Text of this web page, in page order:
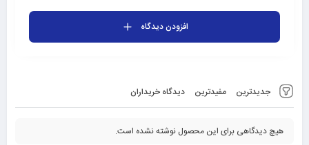
جدیدترین مفیدترین دیدگاه خریداران
هیچ دیدگاهی برای این محصول نوشته نشده است.
افزودن دیدگاه